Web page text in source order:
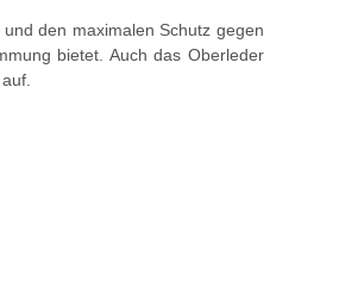
den maximalen Schutz gegen
bietet. Auch das Oberleder